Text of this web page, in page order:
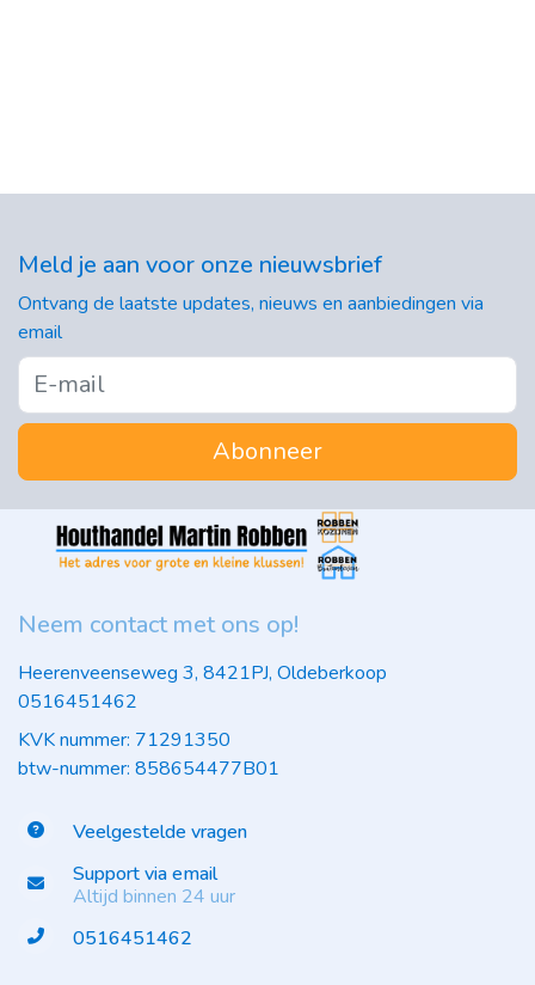
Meld je aan voor onze nieuwsbrief
Ontvang de laatste updates, nieuws en aanbiedingen via
email
Abonneer
Neem contact met ons op!
Heerenveenseweg 3, 8421PJ, Oldeberkoop
0516451462
KVK nummer: 71291350
btw-nummer: 858654477B01
Veelgestelde vragen
Support via email
Altijd binnen 24 uur
0516451462